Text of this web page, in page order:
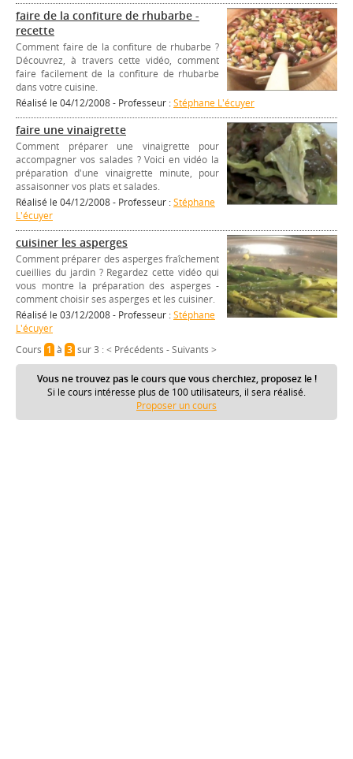
faire de la confiture de rhubarbe -
recette
Comment faire de la confiture de rhubarbe ?
Découvrez, à travers cette vidéo, comment
faire facilement de la confiture de rhubarbe
dans votre cuisine.
Réalisé le 04/12/2008 - Professeur :Stéphane L'écuyer
faire une vinaigrette
Comment préparer une vinaigrette pour
accompagner vos salades ? Voici en vidéo la
préparation d'une vinaigrette minute, pour
assaisonner vos plats et salades.
Réalisé le 04/12/2008 - Professeur :Stéphane
L'écuyer
cuisiner les asperges
Comment préparer des asperges fraîchement
cueillies du jardin ? Regardez cette vidéo qui
vous montre la préparation des asperges -
comment choisir ses asperges et les cuisiner.
Réalisé le 03/12/2008 - Professeur :Stéphane
L'écuyer
Cours 1à 3sur 3 :< Précédents -Suivants >
Vous ne trouvez pas le cours que vous cherchiez, proposez le !
Si le cours intéresse plus de 100 utilisateurs, il sera réalisé.
Proposer un cours